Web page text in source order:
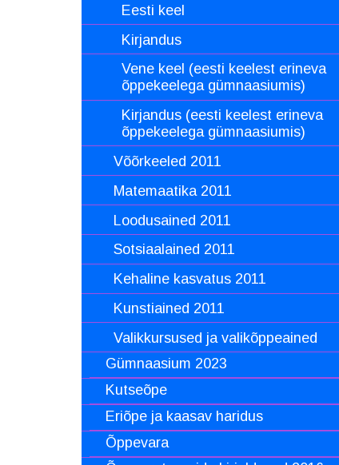
Eesti keel
Kirjandus
Vene keel (eesti keelest erineva
õppekeelega gümnaasiumis)
Kirjandus (eesti keelest erineva
õppekeelega gümnaasiumis)
Võõrkeeled 2011
Matemaatika 2011
Loodusained 2011
Sotsiaalained 2011
Kehaline kasvatus 2011
Kunstiained 2011
Valikkursused ja valikõppeained
Gümnaasium 2023
Kutseõpe
Eriõpe ja kaasav haridus
Õppevara